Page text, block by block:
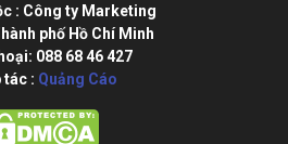
: Công ty Marketing
phố Hồ Chí Minh
088 68 46 427
tác : Quảng Cáo